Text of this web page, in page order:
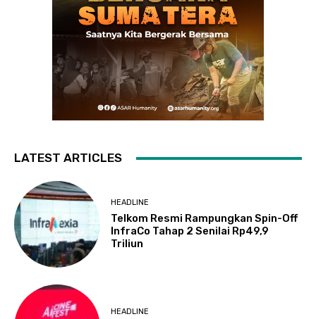
LATEST ARTICLES
HEADLINE
Telkom Resmi Rampungkan Spin-Off
InfraCo Tahap 2 Senilai Rp49,9
Triliun
HEADLINE